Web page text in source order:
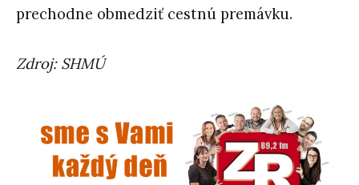
prechodne obmedziť cestnú premávku.
Zdroj: SHMÚ